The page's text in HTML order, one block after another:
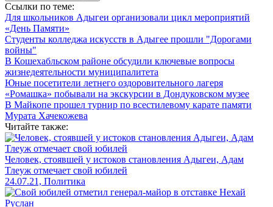
Ссылки по теме:
Для школьников Адыгеи организовали цикл мероприятий
«День Памяти»
Студенты колледжа искусств в Адыгее прошли "Дорогами
войны"
В Кошехабльском районе обсудили ключевые вопросы
жизнедеятельности муниципалитета
Юные посетители летнего оздоровительного лагеря
«Ромашка» побывали на экскурсии в Дондуковском музее
В Майкопе прошел турнир по всестилевому карате памяти
Мурата Хачекожева
Читайте также:
Человек, стоявшей у истоков становления Адыгеи, Адам
Тлеуж отмечает свой юбилей
24.07.21, Политика